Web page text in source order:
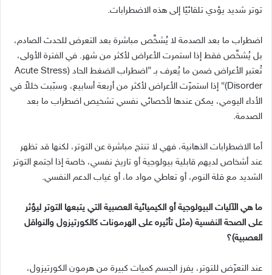
توتر شديد يؤدي تلقائيًا إلى هذه الاضطرابات.
اضطراب ما بعد الصدمة لا يُشخَّص مباشرة بعد التعرض للحدث الصادم،
بل يُشخَّص فقط إذا استمرت الأعراض لأكثر من شهر. في الفترة الأولى،
تُعتبر الأعراض ضمن ما يُعرف بـ”اضطراب الضغط الحاد (Acute Stress
Disorder)“
إذا استمرّت الأعراض لأكثر من أربعة أسابيع، وسبّبت خللاً في
الأداء اليومي، يمكن عندها لأخصائي نفسي تشخيص اضطراب ما بعد
الصدمة.
أما الاضطرابات الذهانية، فهي لا تنتج مباشرة عن التوتر، لكنها قد تظهر
عند أشخاص لديهم قابلية بيولوجية أو تاريخ نفسي، خاصة إذا اجتمع التوتر
الشديد مع قلة النوم، أو تعاطي مواد ما، أو غياب الدعم النفسي.
ما هي الآليات البيولوجية أو الكيميائية العصبية التي يتبعها التوتر ليؤثر
على الصحة النفسية (مثل تأثيره على الهرمونات كالكورتيزول والنواقل
العصبية)؟
عند التعرّض للتوتر، يفرز الجسم كميات كبيرة من هرمون الكورتيزول،